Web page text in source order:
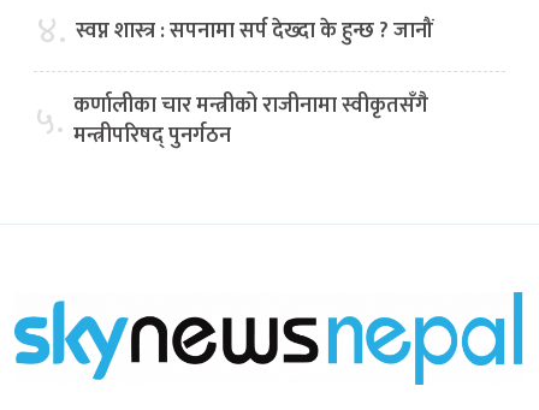
४. स्वप्न शास्त्र : सपनामा सर्प देख्दा के हुन्छ ? जानौं
५. कर्णालीका चार मन्त्रीको राजीनामा स्वीकृतसँगै
मन्त्रीपरिषद् पुनर्गठन